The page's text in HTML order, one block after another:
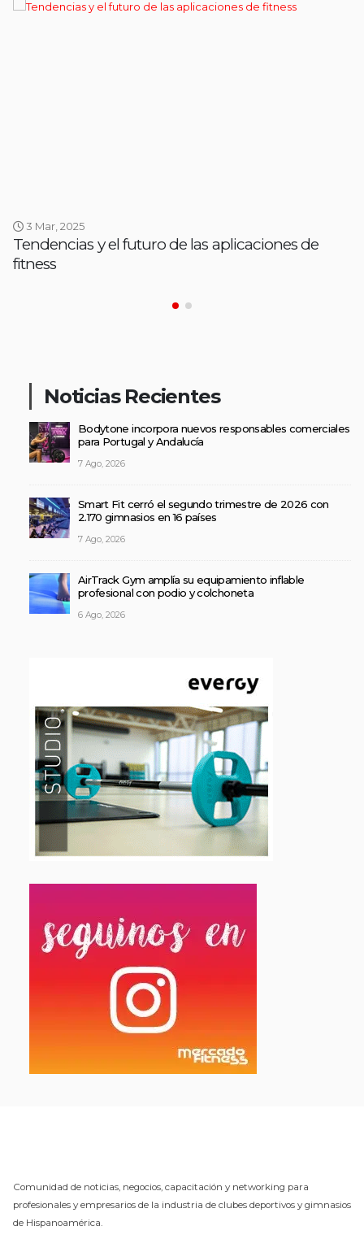
3 Mar, 2025
Tendencias y el futuro de las aplicaciones de
fitness
Noticias Recientes
Bodytone incorpora nuevos responsables comerciales
para Portugal y Andalucía
7 Ago, 2026
Smart Fit cerró el segundo trimestre de 2026 con
2.170 gimnasios en 16 países
7 Ago, 2026
AirTrack Gym amplía su equipamiento inflable
profesional con podio y colchoneta
6 Ago, 2026
Comunidad de noticias, negocios, capacitación y networking para
profesionales y empresarios de la industria de clubes deportivos y gimnasios
de Hispanoamérica.